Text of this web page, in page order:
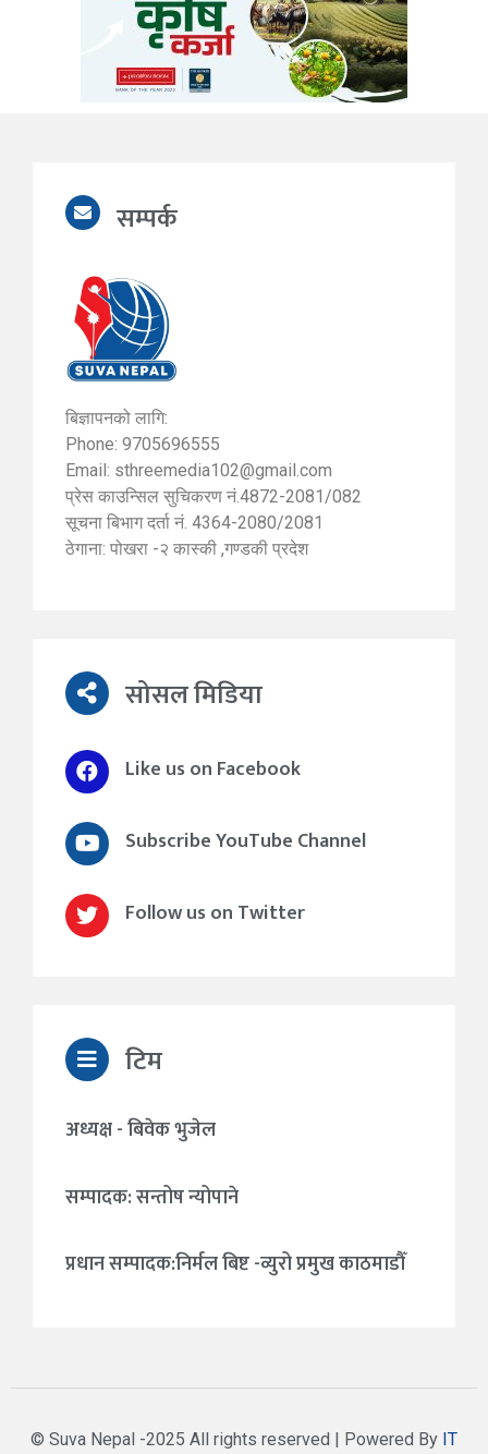
सम्पर्क
बिज्ञापनको लागि:
Phone: 9705696555
Email: sthreemedia102@gmail.com
प्रेस काउन्सिल सुचिकरण नं.4872-2081/082
सूचना बिभाग दर्ता नं. 4364-2080/2081
ठेगाना: पोखरा -२ कास्की ,गण्डकी प्रदेश
सोसल मिडिया
Like us on Facebook
Subscribe YouTube Channel
Follow us on Twitter
टिम
अध्यक्ष - बिवेक भुजेल
सम्पादक: सन्तोष न्योपाने
प्रधान सम्पादक:निर्मल बिष्ट -व्युरो प्रमुख काठमाडौँ
© Suva Nepal -2025 All rights reserved | Powered By IT